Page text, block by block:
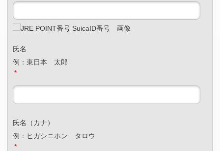
氏名
例：東日本 太郎
*
氏名（カナ）
例：ヒガシニホン タロウ
*